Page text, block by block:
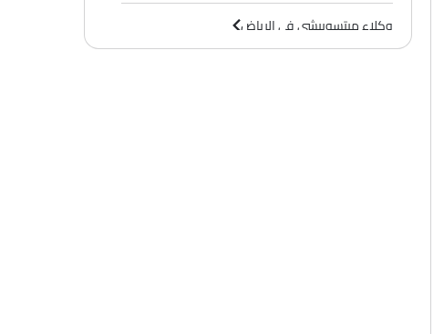
وكلاء ميتسوبيشي في الرياض‎